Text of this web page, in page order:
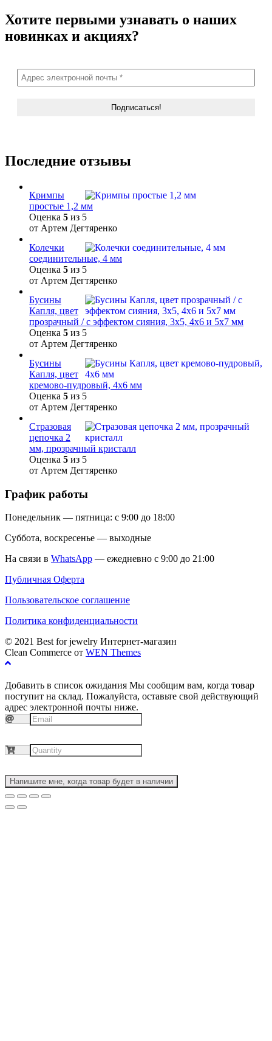
Хотите первыми узнавать о наших
новинках и акциях?
Последние отзывы
Кримпы
простые 1,2 мм
Оценка 5 из 5
от Артем Дегтяренко
Колечки
соединительные, 4 мм
Оценка 5 из 5
от Артем Дегтяренко
Бусины
Капля, цвет
прозрачный / с эффектом сияния, 3х5, 4х6 и 5х7 мм
Оценка 5 из 5
от Артем Дегтяренко
Бусины
Капля, цвет
кремово-пудровый, 4х6 мм
Оценка 5 из 5
от Артем Дегтяренко
Стразовая
цепочка 2
мм, прозрачный кристалл
Оценка 5 из 5
от Артем Дегтяренко
График работы
Понедельник — пятница: с 9:00 до 18:00
Суббота, воскресенье — выходные
На связи в WhatsApp — ежедневно с 9:00 до 21:00
Публичная Оферта
Пользовательское соглашение
Политика конфиденциальности
© 2021 Best for jewelry Интернет-магазин
Clean Commerce от WEN Themes
Добавить в список ожидания Мы сообщим вам, когда товар
поступит на склад. Пожалуйста, оставьте свой действующий
адрес электронной почты ниже.
Напишите мне, когда товар будет в наличии